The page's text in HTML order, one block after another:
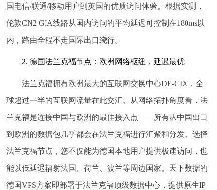
国电信/联通/移动用户到英国的优质访问体验。根据实测，
伦敦CN2 GIA线路从国内访问的平均延迟可控制在180ms以
内，路由全程不走国际出口绕行。
2. 德国法兰克福节点：欧洲网络枢纽，延迟最优
法兰克福拥有欧洲最大的互联网交换中心DE-CIX，全
球超过一半的互联网流量在此交汇。从网络拓扑角度看，法
兰克福是连接中国与欧洲的最佳接入点——所有从中国出口
到欧洲的数据包几乎都会在法兰克福进行汇聚和分发。选择
法兰克福节点，您不仅能为德国本地用户提供极速访问，也
能以低延迟辐射法国、荷兰、波兰等周边国家。天下数据的
德国VPS方案即部署于法兰克福顶级数据中心，提供原生IP